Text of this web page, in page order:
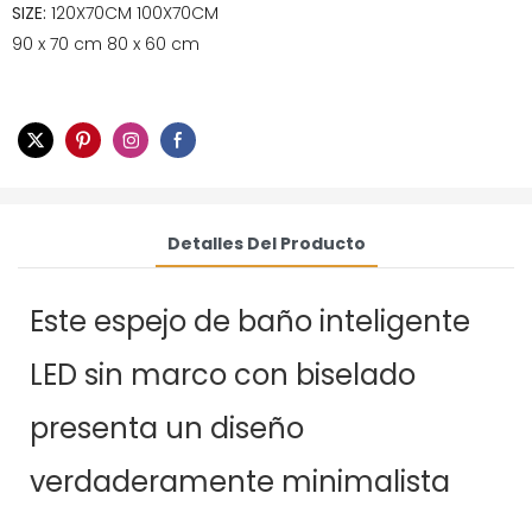
SIZE: 120X70CM 100X70CM
90 x 70 cm 80 x 60 cm
Detalles Del Producto
Este espejo de baño inteligente
LED sin marco con biselado
presenta un diseño
verdaderamente minimalista